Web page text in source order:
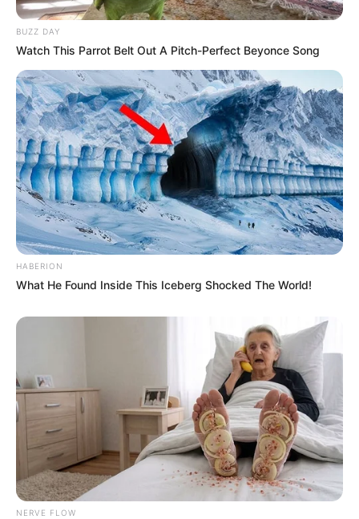
Está pronto nosso trabalho! viu como foi rápido e
fácil de fazer as florzinhas?! Agora é só aplicá-las
onde quiser! Se achar legal, você pode colar no
miolo da flor botões revestidos de tecido, ficam
um charme.
Comente, dê sugestões ou faça sua crítica, elas
são muito importantes para nós.
hair-bow
BUZZ DAY
Watch This Parrot Belt Out A Pitch-Perfect Beyonce Song
HABERION
What He Found Inside This Iceberg Shocked The World!
NERVE FLOW